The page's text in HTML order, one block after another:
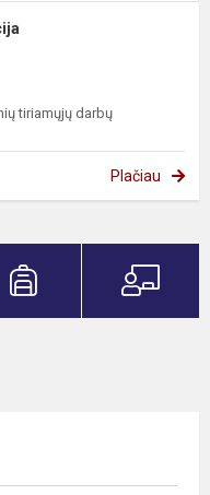
tiriamųjų darbų
Plačiau